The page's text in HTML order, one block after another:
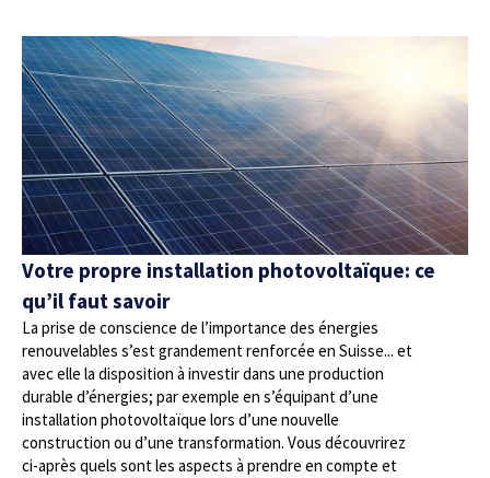
Votre propre installation photovoltaïque: ce
qu’il faut savoir
La prise de conscience de l’importance des énergies
renouvelables s’est grandement renforcée en Suisse... et
avec elle la disposition à investir dans une production
durable d’énergies; par exemple en s’équipant d’une
installation photovoltaïque lors d’une nouvelle
construction ou d’une transformation. Vous découvrirez
ci-après quels sont les aspects à prendre en compte et